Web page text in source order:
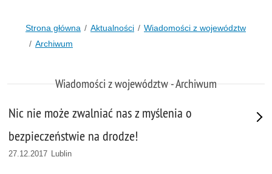
Strona główna Aktualności
Wiadomości z województw
Archiwum
Wiadomości z województw - Archiwum
Nic nie może zwalniać nas z myślenia o
bezpieczeństwie na drodze!
27.12.2017 Lublin